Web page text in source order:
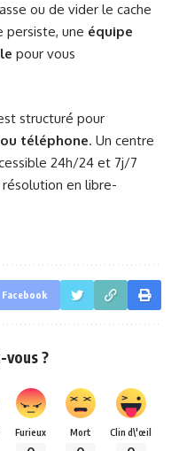
ou de vider le cache
persiste, une équipe
pour vous
structuré pour
téléphone. Un centre
24h/24 et 7j/7
en libre-
Facebook
vous ?
Furieux Mort Clin d\'œil